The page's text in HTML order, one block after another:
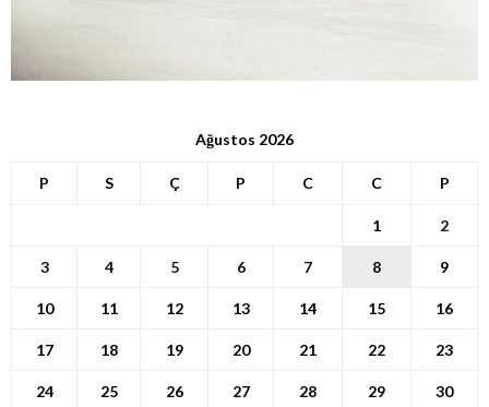
Ağustos 2026
P S Ç P C C P
1 2
3 4 5 6 7 8 9
10 11 12 13 14 15 16
17 18 19 20 21 22 23
24 25 26 27 28 29 30